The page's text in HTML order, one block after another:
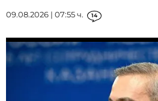
09.08.2026 | 07:55 ч. 14